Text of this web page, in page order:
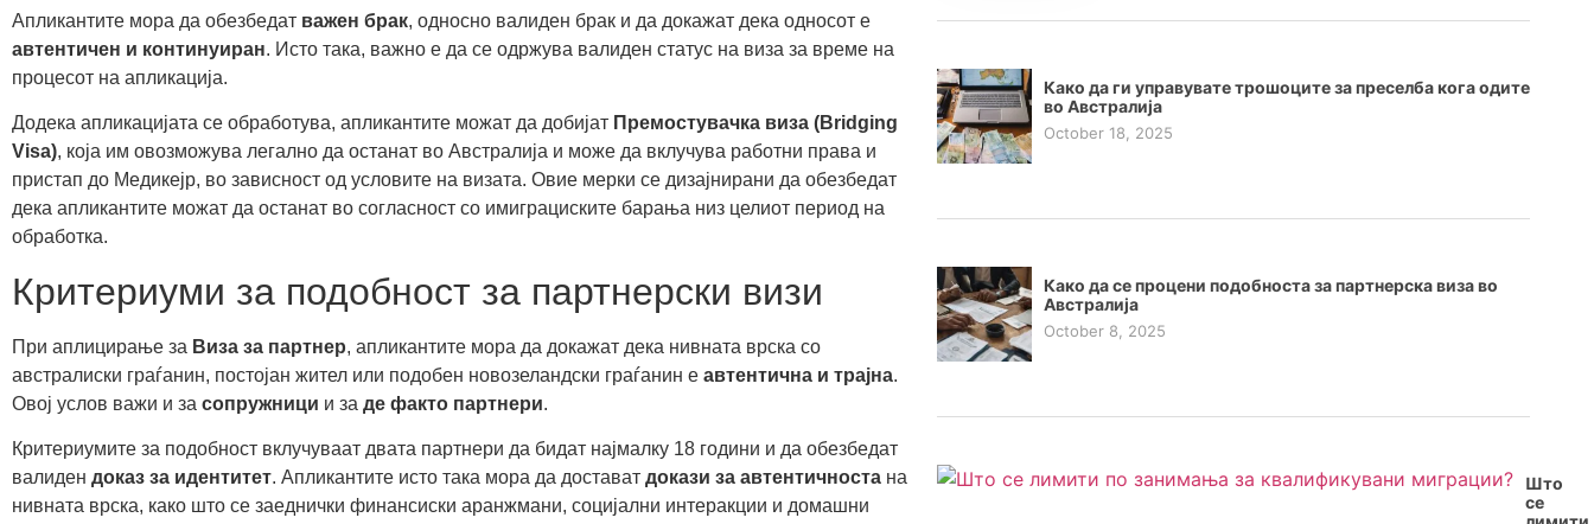
Апликантите мора да обезбедат важен брак, односно валиден брак и да докажат дека односот е
автентичен и континуиран. Исто така, важно е да се одржува валиден статус на виза за време на
процесот на апликација.
Додека апликацијата се обработува, апликантите можат да добијат Премостувачка виза (Bridging
Visa), која им овозможува легално да останат во Австралија и може да вклучува работни права и
пристап до Медикејр, во зависност од условите на визата. Овие мерки се дизајнирани да обезбедат
дека апликантите можат да останат во согласност со имиграциските барања низ целиот период на
обработка.
Критериуми за подобност за партнерски визи
При аплицирање за Виза за партнер, апликантите мора да докажат дека нивната врска со
австралиски граѓанин, постојан жител или подобен новозеландски граѓанин е автентична и трајна.
Овој услов важи и за сопружници и за де факто партнери.
Критериумите за подобност вклучуваат двата партнери да бидат најмалку 18 години и да обезбедат
валиден доказ за идентитет. Апликантите исто така мора да достават докази за автентичноста на
нивната врска, како што се заеднички финансиски аранжмани, социјални интеракции и домашни
Како да ги управувате трошоците за преселба кога одите
во Австралија
October 18, 2025
Како да се процени подобноста за партнерска виза во
Австралија
October 8, 2025
Што
се